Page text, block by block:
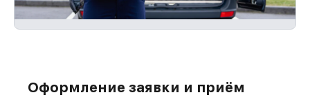
Оформление заявки и приём